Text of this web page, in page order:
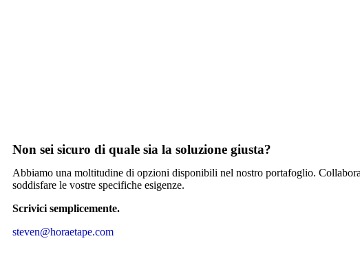
Non sei sicuro di quale sia la soluzione giusta?
Abbiamo una moltitudine di opzioni disponibili nel nostro portafoglio.
soddisfare le vostre specifiche esigenze.
Scrivici semplicemente.
steven@horaetape.com